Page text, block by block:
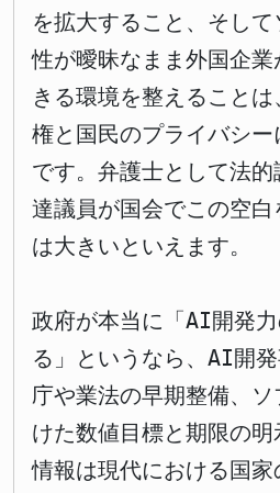
を拡大すること、そし
性が曖昧なまま外国企
きる環境を整えること
権と国民のプライバシ
です。弁護士として法
達議員が国会でこの空
は大きいといえます。
政府が本当に「AI開発
る」というなら、AI開
庁や業法の早期整備、
けた数値目標と期限の明
情報は現代における国